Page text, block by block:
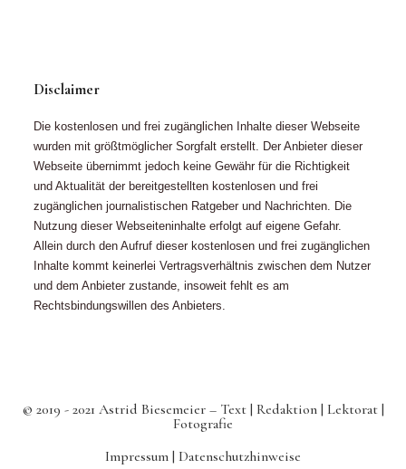
Disclaimer
Die kostenlosen und frei zugänglichen Inhalte dieser Webseite
wurden mit größtmöglicher Sorgfalt erstellt. Der Anbieter dieser
Webseite übernimmt jedoch keine Gewähr für die Richtigkeit
und Aktualität der bereitgestellten kostenlosen und frei
zugänglichen journalistischen Ratgeber und Nachrichten. Die
Nutzung dieser Webseiteninhalte erfolgt auf eigene Gefahr.
Allein durch den Aufruf dieser kostenlosen und frei zugänglichen
Inhalte kommt keinerlei Vertragsverhältnis zwischen dem Nutzer
und dem Anbieter zustande, insoweit fehlt es am
Rechtsbindungswillen des Anbieters.
© 2019 - 2021 Astrid Biesemeier – Text | Redaktion | Lektorat |
Fotografie
Impressum | Datenschutzhinweise